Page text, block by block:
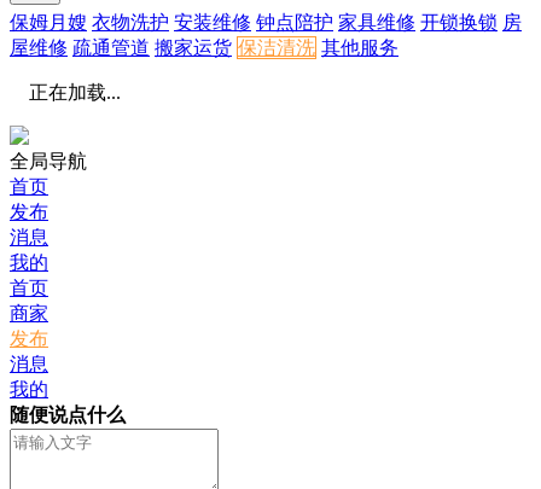
保姆月嫂 衣物洗护 安装维修 钟点陪护 家具维修 开锁换锁 房
屋维修 疏通管道 搬家运货 保洁清洗 其他服务
正在加载...
全局导航
首页
发布
消息
我的
首页
商家
发布
消息
我的
随便说点什么